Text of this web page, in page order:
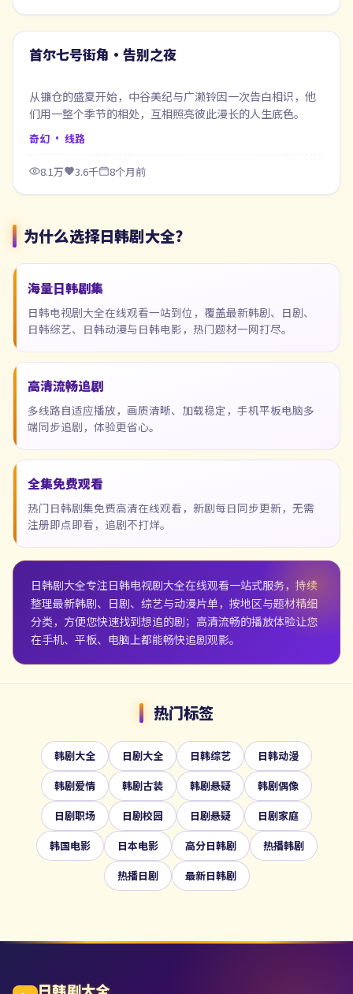
最新
首尔七号街角·告别之夜
从镰仓的盛夏开始，中谷美纪与广濑铃因一次告白相识，他
们用一整个季节的相处，互相照亮彼此漫长的人生底色。
奇幻 · 线路
8.1万 3.6千 8个月前
为什么选择日韩剧大全？
海量日韩剧集
日韩电视剧大全在线观看一站到位，覆盖最新韩剧、日剧、
日韩综艺、日韩动漫与日韩电影，热门题材一网打尽。
高清流畅追剧
多线路自适应播放，画质清晰、加载稳定，手机平板电脑多
端同步追剧，体验更省心。
全集免费观看
热门日韩剧集免费高清在线观看，新剧每日同步更新，无需
注册即点即看，追剧不打烊。
日韩剧大全专注日韩电视剧大全在线观看一站式服务，持续
整理最新韩剧、日剧、综艺与动漫片单，按地区与题材精细
分类，方便您快速找到想追的剧；高清流畅的播放体验让您
在手机、平板、电脑上都能畅快追剧观影。
热门标签
韩剧大全 日剧大全 日韩综艺
日韩动漫
韩剧爱情
韩剧古装 韩剧悬疑
韩剧偶像
日剧职场
日剧校园 日剧悬疑
日剧家庭
韩国电影
日本电影 高分日韩剧
热播韩剧
热播日剧
最新日韩剧